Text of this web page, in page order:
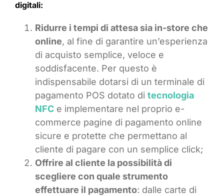
digitali:
Ridurre i tempi di attesa sia in-store che
online, al fine di garantire un’esperienza
di acquisto semplice, veloce e
soddisfacente. Per questo è
indispensabile dotarsi di un terminale di
pagamento POS dotato di tecnologia
NFC e implementare nel proprio e-
commerce pagine di pagamento online
sicure e protette che permettano al
cliente di pagare con un semplice click;
Offrire al cliente la possibilità di
scegliere con quale strumento
effettuare il pagamento: dalle carte di